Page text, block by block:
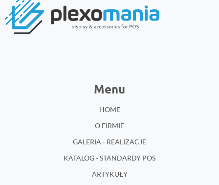
Menu
HOME
O FIRMIE
GALERIA - REALIZACJE
KATALOG - STANDARDY POS
ARTYKUŁY